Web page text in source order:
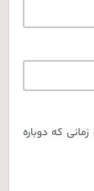
که دوباره